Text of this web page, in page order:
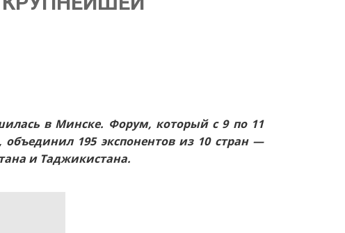
в Минске. Форум, который с 9 по 11
195 экспонентов из 10 стран —
и Таджикистана.